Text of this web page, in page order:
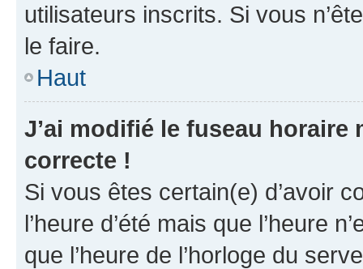
utilisateurs inscrits. Si vous
le faire.
Haut
J’ai modifié le fuseau horaire
correcte !
Si vous êtes certain(e) d’avoir
l’heure d’été mais que l’heure
que l’heure de l’horloge du